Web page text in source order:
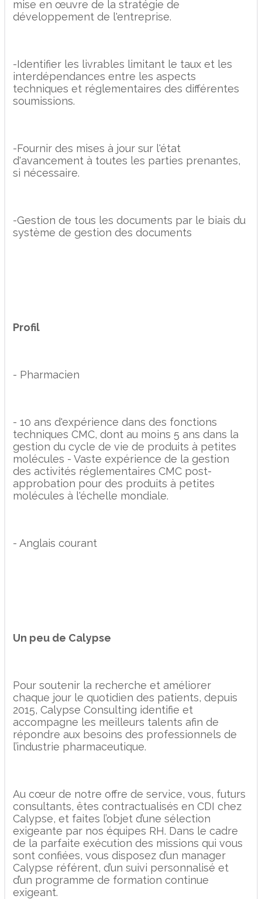
mise en œuvre de la stratégie de
développement de l'entreprise.
-Identifier les livrables limitant le taux et les
interdépendances entre les aspects
techniques et réglementaires des différentes
soumissions.
-Fournir des mises à jour sur l'état
d'avancement à toutes les parties prenantes,
si nécessaire.
-Gestion de tous les documents par le biais du
système de gestion des documents
Profil
- Pharmacien
- 10 ans d'expérience dans des fonctions
techniques CMC, dont au moins 5 ans dans la
gestion du cycle de vie de produits à petites
molécules - Vaste expérience de la gestion
des activités réglementaires CMC post-
approbation pour des produits à petites
molécules à l'échelle mondiale.
- Anglais courant
Un peu de Calypse
Pour soutenir la recherche et améliorer
chaque jour le quotidien des patients, depuis
2015, Calypse Consulting identifie et
accompagne les meilleurs talents afin de
répondre aux besoins des professionnels de
l’industrie pharmaceutique.
Au cœur de notre offre de service, vous, futurs
consultants, êtes contractualisés en CDI chez
Calypse, et faites l’objet d’une sélection
exigeante par nos équipes RH. Dans le cadre
de la parfaite exécution des missions qui vous
sont confiées, vous disposez d’un manager
Calypse référent, d’un suivi personnalisé et
d’un programme de formation continue
exigeant.